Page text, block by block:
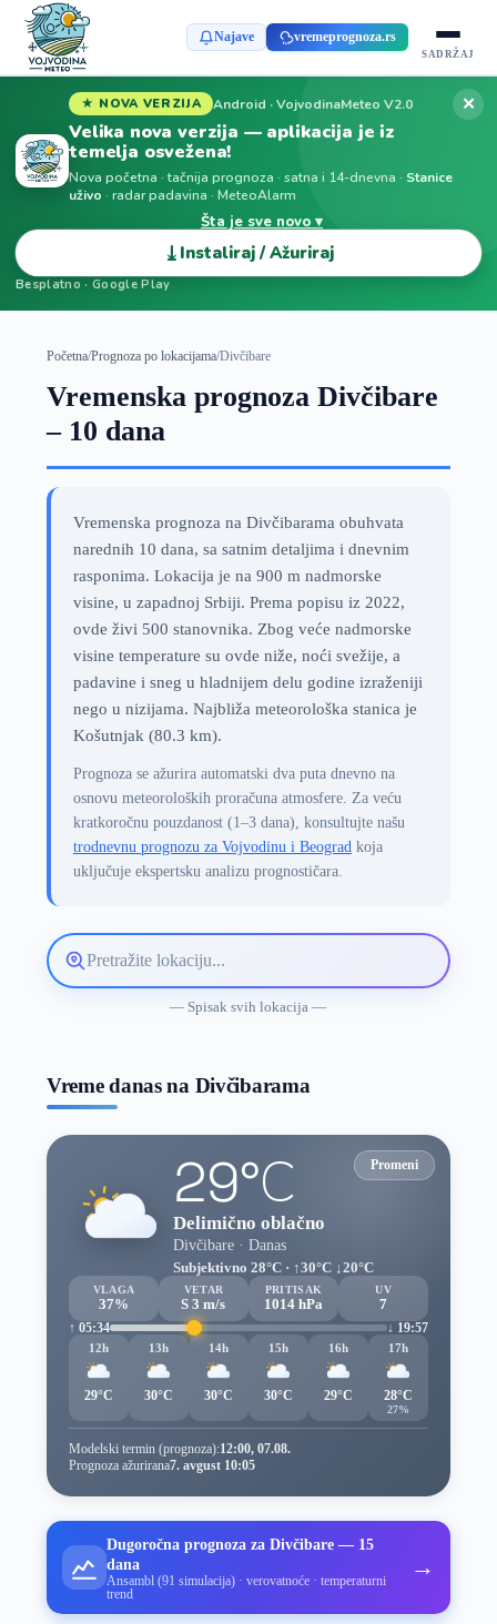
Najave vremeprognoza.rs
SADRŽAJ
★ NOVA VERZIJA Android · VojvodinaMeteo V2.0
Velika nova verzija — aplikacija je iz
temelja osvežena!
Nova početna · tačnija prognoza · satna i 14-dnevna · Stanice
uživo · radar padavina · MeteoAlarm
Šta je sve novo ▾
⤓ Instaliraj / Ažuriraj
Besplatno · Google Play
✕
Početna/Prognoza po lokacijama/Divčibare
Vremenska prognoza Divčibare
– 10 dana
Vremenska prognoza na Divčibarama obuhvata
narednih 10 dana, sa satnim detaljima i dnevnim
rasponima. Lokacija je na 900 m nadmorske
visine, u zapadnoj Srbiji. Prema popisu iz 2022,
ovde živi 500 stanovnika. Zbog veće nadmorske
visine temperature su ovde niže, noći svežije, a
padavine i sneg u hladnijem delu godine izraženiji
nego u nizijama. Najbliža meteorološka stanica je
Košutnjak (80.3 km).
Prognoza se ažurira automatski dva puta dnevno na
osnovu meteoroloških proračuna atmosfere. Za veću
kratkoročnu pouzdanost (1–3 dana), konsultujte našu
trodnevnu prognozu za Vojvodinu i Beogradkoja
uključuje ekspertsku analizu prognostičara.
Pretražite
lokaciju
— Spisak svih lokacija —
Vreme danas na Divčibarama
Promeni
29°C
Delimično oblačno
Divčibare · Danas
Subjektivno 28°C · ↑30°C ↓20°C
VLAGA
37%
VETAR
S 3 m/s
PRITISAK
1014 hPa
UV
7
↑ 05:34
↓ 19:57
12h
29°C
13h
30°C
14h
30°C
15h
30°C
16h
29°C
17h
28°C
27%
Modelski termin (prognoza):12:00, 07.08.
Prognoza ažurirana7. avgust 10:05
Dugoročna prognoza za Divčibare — 15
dana
Ansambl (91 simulacija) · verovatnoće · temperaturni
trend
→